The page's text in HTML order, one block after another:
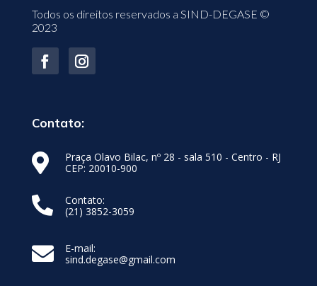
Todos os direitos reservados a SIND-DEGASE ©
2023
Contato:

Praça Olavo Bilac, nº 28 - sala 510 - Centro - RJ
CEP: 20010-900

Contato:
(21) 3852-3059

E-mail:
sind.degase@gmail.com